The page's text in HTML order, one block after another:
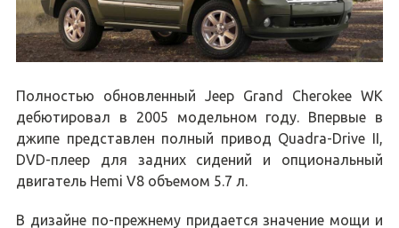
Полностью обновленный Jeep Grand Cherokee WK
дебютировал в 2005 модельном году. Впервые в
джипе представлен полный привод Quadra-Drive II,
DVD-плеер для задних сидений и опциональный
двигатель Hemi V8 объемом 5.7 л.
В дизайне по-прежнему придается значение мощи и